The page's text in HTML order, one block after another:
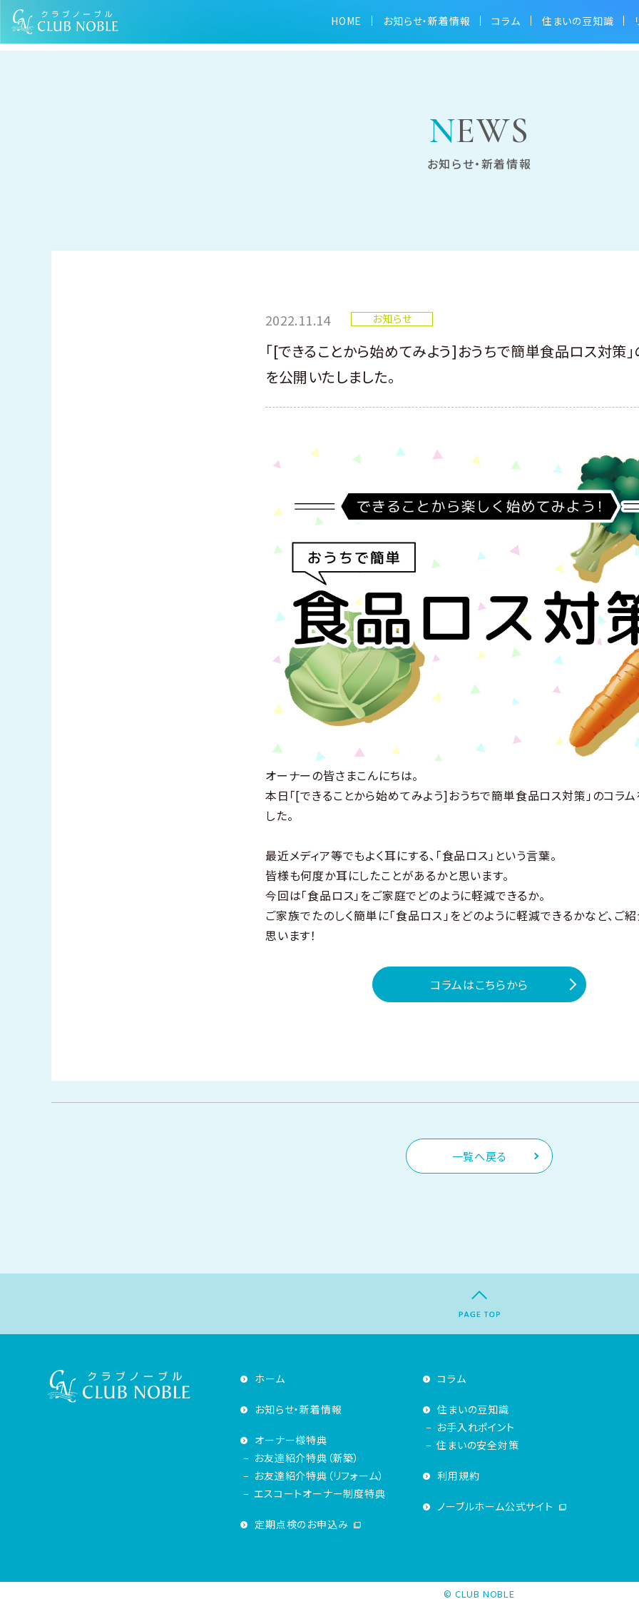
HOME お知らせ・新着情報 コラム 住まいの豆知識
NEWS
お知らせ・新着情報
TOP お知らせ 「[できることから始めてみよう]おうちで簡単食品ロス対策」のコラムを公開いたしました。
2022.11.14 お知らせ
「[できることから始めてみよう]おうちで簡単食品ロス対策
を公開いたしました。
オーナーの皆さまこんにちは。
本日「[できることから始めてみよう]おうちで簡単食品ロス対策」のコラ
した。
最近メディア等でもよく耳にする、「食品ロス」という言葉。
皆様も何度か耳にしたことがあるかと思います。
今回は「食品ロス」をご家庭でどのように軽減できるか。
ご家族でたのしく簡単に「食品ロス」をどのように軽減できるかなど、ご
思います！
コラムはこちらから
一覧へ戻る
ホーム
お知らせ・新着情報
オーナー様特典
お友達紹介特典（新築）
お友達紹介特典（リフォーム）
エスコートオーナー制度特典
定期点検のお申込み
コラム
住まいの豆知識
お手入れポイント
住まいの安全対策
利用規約
ノーブルホーム公式サイト
© CLUB NOBLE